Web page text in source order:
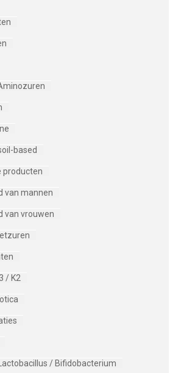
based
producten
van mannen
van vrouwen
/ K2
/ Bifidobacterium